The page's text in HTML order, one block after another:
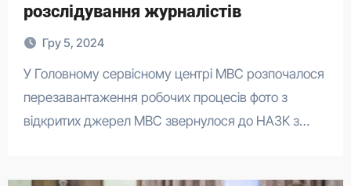
розслідування журналістів
Гру 5, 2024
У Головному сервісному центрі МВС розпочалося
перезавантаження робочих процесів фото з
відкритих джерел МВС звернулося до НАЗК з…